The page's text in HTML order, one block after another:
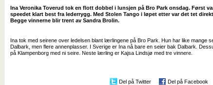
Ina Veronika Toverud tok en flott dobbel i lunsjen på Bro Park onsdag. Først
speedet klart best fra lederrygg. Med Stolen Tango i løpet etter var det tet
Begge vinnerne blir trent av Sandra Brolin.
Ina tok med seirene over ledelsen blant lærlingene på Bro Park. Hun har like mange
Dalbark, men flere annenplasser. I Sverige er Ina nå bare en seier bak Dalbark.
på Klampenborg med ni seire. Neste lærling er Kajsa Lindsjø med tre vinnere.
Del på Twitter Del på Facebook